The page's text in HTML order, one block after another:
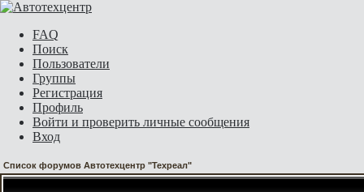
FAQ
Поиск
Пользователи
Группы
Регистрация
Профиль
Войти и проверить личные сообщения
Вход
Список форумов Автотехцентр "Техреал"